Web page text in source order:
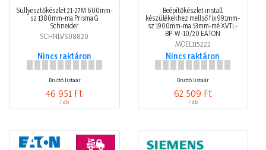
Süllyesztőkészlet 21-27M 600mm-
sz 1380mm-ma Prisma G
Schneider
SCHNLVS08820
Nincs raktáron
Bruttó listaár
46 951 Ft
/ db
Beépítőkészlet install
készülékekhez mellső fix 991mm-
sz 1900mm-ma 53mm-mé XVTL-
BP-W-10/20 EATON
MOEL115222
Nincs raktáron
Bruttó listaár
62 509 Ft
/ db